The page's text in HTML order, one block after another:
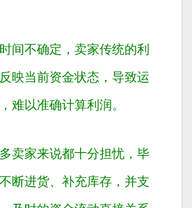
间不确定，卖家传统的利
映当前资金状态，导致运
难以准确计算利润。
卖家来说都十分担忧，毕
断进货、补充库存，并支